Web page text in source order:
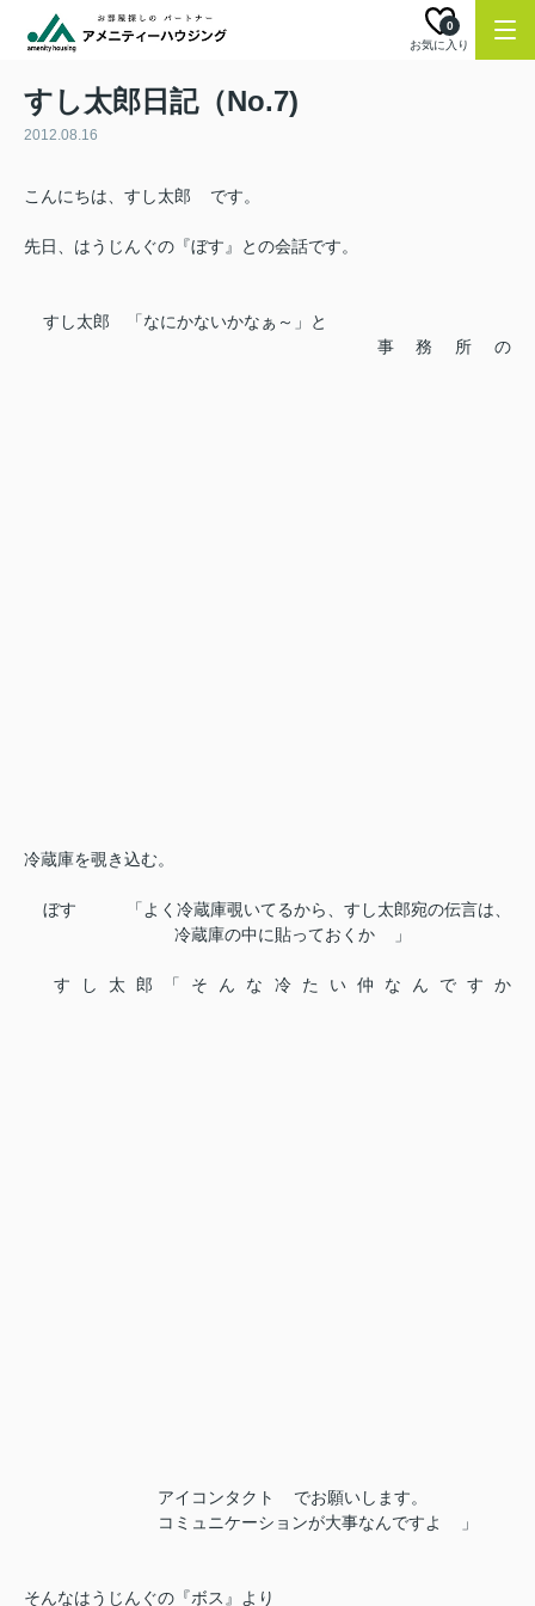
お気に入り
0
すし太郎日記（No.7)
2012.08.16
こんにちは、すし太郎 です。
先日、はうじんぐの『ぼす』との会話です。
すし太郎 「なにかないかなぁ～」と
事務所の
冷蔵庫を覗き込む。
ぼす 「よく冷蔵庫覗いてるから、すし太郎宛の伝言は、
冷蔵庫の中に貼っておくか
」
すし太郎「そんな冷たい仲なんですか
アイコンタクト
でお願いします。
コミュニケーションが大事なんですよ
」
そんなはうじんぐの『ボス』より